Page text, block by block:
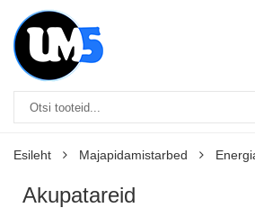
Esileht Majapidamistarbed
Akupatareid